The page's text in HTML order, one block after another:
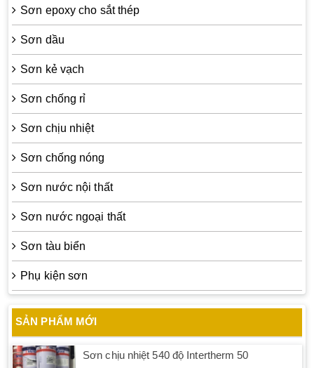
Sơn epoxy cho sắt thép
Sơn dầu
Sơn kẻ vạch
Sơn chống rỉ
Sơn chịu nhiệt
Sơn chống nóng
Sơn nước nội thất
Sơn nước ngoại thất
Sơn tàu biển
Phụ kiện sơn
SẢN PHẨM MỚI
Sơn chịu nhiệt 540 độ Intertherm 50